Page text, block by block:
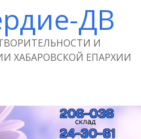
ДВ
И
ХАБАРОВСКОЙ ЕПАРХИИ